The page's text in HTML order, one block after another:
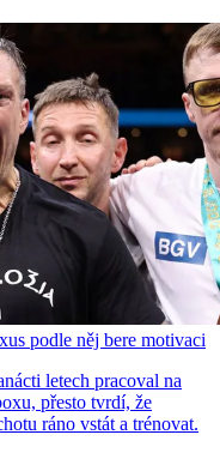
podle něj bere motivaci
letech pracoval na
přesto tvrdí, že
ráno vstát a trénovat.